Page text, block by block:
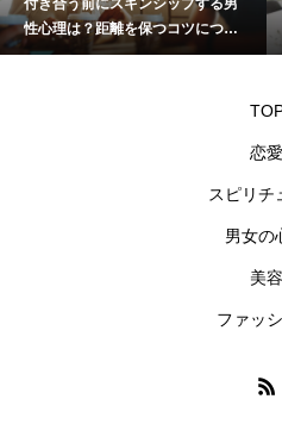
性心理は？距離を保つコツについ
て
恋愛
スピリチ
男女の
美容
ファッ